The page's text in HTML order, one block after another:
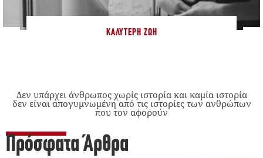
ΚΑΛΎΤΕΡΗ ΖΩΉ
Δεν υπάρχει άνθρωπος χωρίς ιστορία και καμία ιστορία
δεν είναι απογυμνωμένη από τις ιστορίες των ανθρώπων
που τον αφορούν
Πρόσφατα Άρθρα